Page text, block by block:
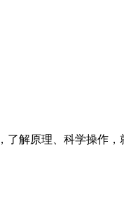
解原理、科学操作，